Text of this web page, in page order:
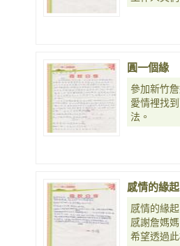
圓一個緣
參加新竹
愛情裡找
法。
感情的緣
感情的緣
感謝詹媽
希望透過